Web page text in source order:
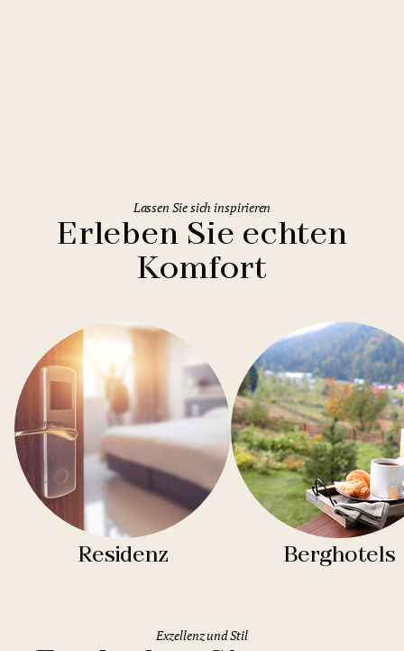
Erleben Sie echten
Komfort
Lassen Sie sich inspirieren
Residenz Berghotels
Exzellenz und Stil